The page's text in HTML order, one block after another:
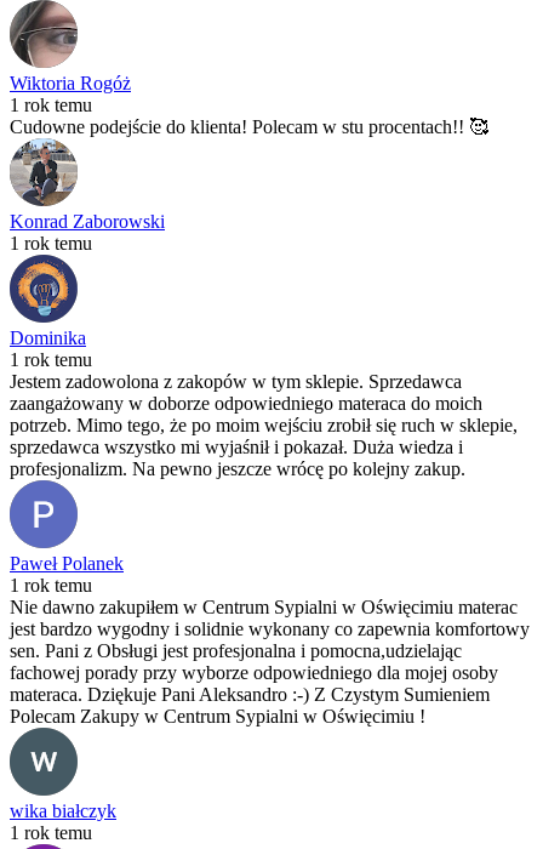
Wiktoria Rogóż
1 rok temu
Cudowne podejście do klienta! Polecam w stu procentach!! 🥰
Konrad Zaborowski
1 rok temu
Dominika
1 rok temu
Jestem zadowolona z zakopów w tym sklepie. Sprzedawca
zaangażowany w doborze odpowiedniego materaca do moich
potrzeb. Mimo tego, że po moim wejściu zrobił się ruch w sklepie,
sprzedawca wszystko mi wyjaśnił i pokazał. Duża wiedza i
profesjonalizm. Na pewno jeszcze wrócę po kolejny zakup.
Paweł Polanek
1 rok temu
Nie dawno zakupiłem w Centrum Sypialni w Oświęcimiu materac
jest bardzo wygodny i solidnie wykonany co zapewnia komfortowy
sen. Pani z Obsługi jest profesjonalna i pomocna,udzielając
fachowej porady przy wyborze odpowiedniego dla mojej osoby
materaca. Dziękuje Pani Aleksandro :-) Z Czystym Sumieniem
Polecam Zakupy w Centrum Sypialni w Oświęcimiu !
wika białczyk
1 rok temu